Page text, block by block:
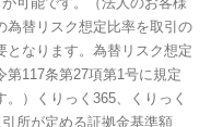
為替リスク想定比率を取引の
となります。為替リスク想定
117条第27項第1号に規定
）くりっく365、くりっく
所が定める証拠金基準額